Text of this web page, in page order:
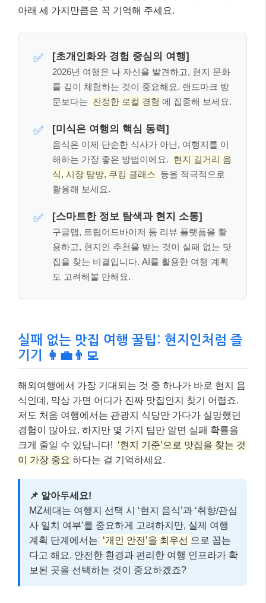
해하는 가장 좋은 방법이에요.
활용해 보세요.
✅ [스마트한 정보 탐색과 현지 소통]
구글맵, 트립어드바이저 등 리뷰 플랫폼을 활
용하고, 현지인 추천을 받는 것이 실패 없는 맛
집을 찾는 비결입니다. AI를 활용한 여행 계획
도 고려해볼 만해요.
실패 없는 맛집 여행 꿀팁: 현지인처럼 즐
해외여행에서 가장 기대되는 것 중 하나가 바로 현지 음
식인데, 막상 가면 어디가 진짜 맛집인지 찾기 어렵죠.
저도 처음 여행에서는 관광지 식당만 가다가 실망했던
경험이 많아요. 하지만 몇 가지 팁만 알면 실패 확률을
📌 알아두세요!
MZ세대는 여행지 선택 시 ‘현지 음식’과 ‘취향/관심
계획 단계에서는 ‘개인 안전’을 최우선 으로 꼽는
다고 해요. 안전한 환경과 편리한 여행 인프라가 확
보된 곳을 선택하는 것이 중요하겠죠?
실전 예시: 현지 맛집 찾는 구체적인 방법
📚
그럼 이제 실제 상황에서 어떻게 맛집을 찾을 수 있는지
구체적인 방법을 알려드릴게요. 저도 이 방법들을 활용
해서 정말 많은 ‘인생 맛집’을 만났답니다!